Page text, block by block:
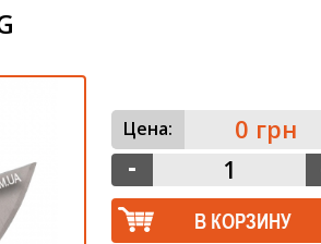
Цена: 0 грн